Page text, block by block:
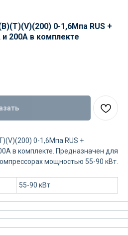
0-1,6Мпа RUS +
200А в комплекте
0-1,6Мпа RUS +
в комплекте. Предназначен для
мощностью 55-90 кВт.
55-90 кВт